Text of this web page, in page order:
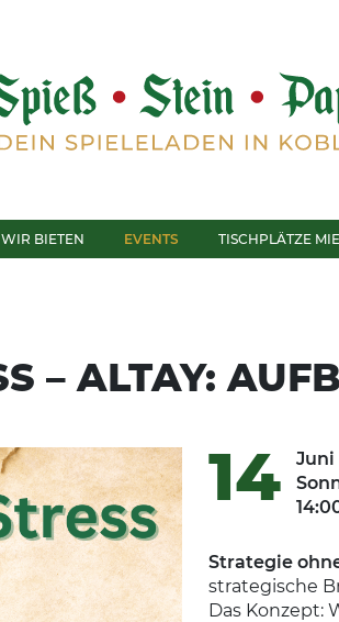
BIETEN EVENTS TISCHPLÄTZE
– ALTAY:
14
Juni
Strategie
strategische
Das Konzept: